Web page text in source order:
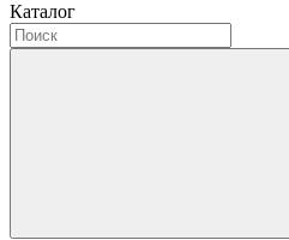
Каталог